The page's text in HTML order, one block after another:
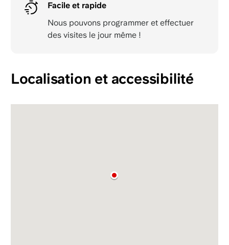
Facile et rapide
Nous pouvons programmer et effectuer
des visites le jour même !
Localisation et accessibilité